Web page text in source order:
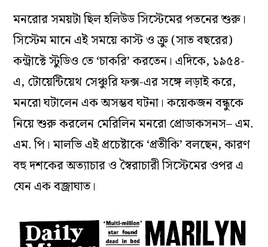
মনরোর সময়টা ছিল হলিউড সিস্টেমের পতনের শুরু।
সিস্টেম মানে এই সময়ে কাস্ট ও ক্রু (সাত বছরের)
কন্ট্রাক্টে স্টুডিও তে ‘চাকরি’ করতেন। এদিকে, ১৯৫৪-
এ, টোয়েন্টিয়েথ সেঞ্চুরি ফক্স-এর সঙ্গে লড়াই করে,
মনরো ঘটালেন এক অসম্ভব ঘটনা। কয়েকজন বন্ধুকে
নিয়ে শুরু করলেন মেরিলিন মনরো প্রোডাকসনস– এম.
এম. পি। মালভি এই প্রচেষ্টাকে ‘প্রতীকি’ বলছেন, কারণ
বহু দশকের অত্যাচার ও স্বৈরাচারী সিস্টেমের ওপর এ
যেন এক বজ্রাঘাত।